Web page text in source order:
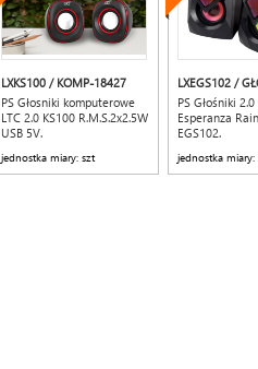
LXKS100 / KOMP-18427
PS Głosniki komputerowe
LTC 2.0 KS100 R.M.S.2x2.5W
USB 5V.
jednostka miary: szt
LXEGS102 /
PS Głośniki 2.0
Esperanza
EGS102.
jednostka miary: